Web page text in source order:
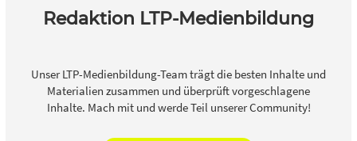
Redaktion LTP-Medienbildung
Unser LTP-Medienbildung-Team trägt die besten Inhalte und
Materialien zusammen und überprüft vorgeschlagene
Inhalte. Mach mit und werde Teil unserer Community!